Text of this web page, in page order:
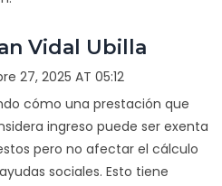
Vidal Ubilla
27, 2025 AT 05:12
cómo una prestación que
ingreso puede ser exenta
pero no afectar el cálculo
sociales. Esto tiene